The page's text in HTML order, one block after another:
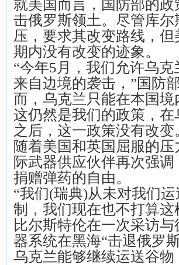
就美国而言，国防部的
击俄罗斯领土。尽管库
压，要求其改变路线，
期内没有改变的迹象。
“今年5月，我们允许乌
来自边境的袭击，”国防
而，乌克兰只能在本国
这仍然是我们的政策，
之后，这一政策没有改变
随着美国和英国屈服的
际武器供应伙伴再次强
捐赠弹药的自由。
“我们(瑞典)从未对我们
制，我们现在也不打算这
比尔斯特伦在一次采访
器系统在黑海“击退俄罗
乌克兰能够继续运送谷